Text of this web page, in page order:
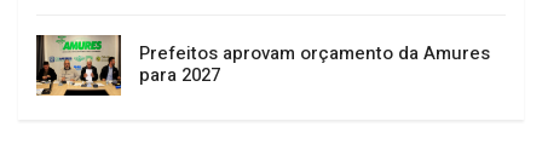
Prefeitos aprovam orçamento da Amures
para 2027